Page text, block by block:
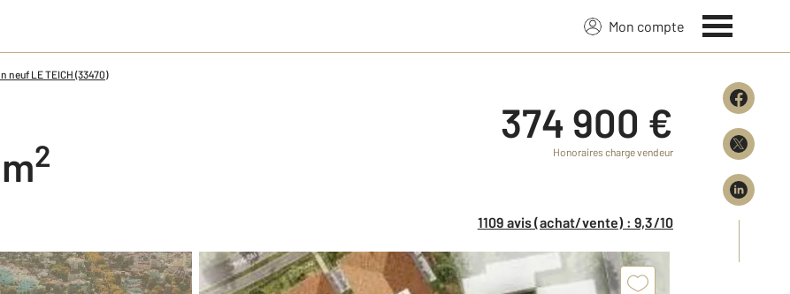
Mon compte
neuf LE TEICH (33470)
2
374 900 €
Honoraires charge vendeur
1109 avis (achat/vente) : 9,3/10